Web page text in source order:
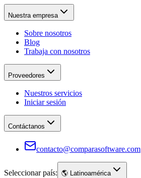
Nuestra empresa
Sobre nosotros
Blog
Trabaja con nosotros
Proveedores
Nuestros servicios
Iniciar sesión
Contáctanos
contacto@comparasoftware.com
Seleccionar país: 🌎 Latinoamérica